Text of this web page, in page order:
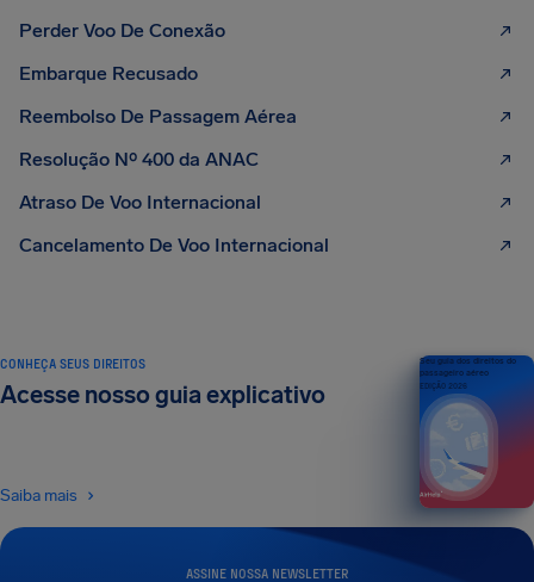
Perder Voo De Conexão
Embarque Recusado
Reembolso De Passagem Aérea
Resolução Nº 400 da ANAC
Atraso De Voo Internacional
Cancelamento De Voo Internacional
ASSINE NOSSA NEWSLETTER
CONHEÇA SEUS DIREITOS
Acesse nosso guia explicativo
Saiba mais
Seu guia dos direitos do
passageiro aéreo
EDIÇÃO 2026